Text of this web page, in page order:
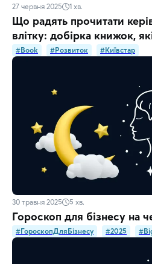
27 червня 2025 1 хв.
Що радять прочитати
влітку: добірка книжок,
#Book #Розвиток #Київстар
30 травня 2025 5 хв.
Гороскоп для бізнесу на
#ГороскопДляБізнесу #2025